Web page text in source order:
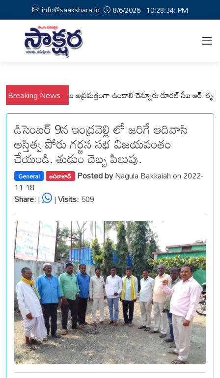
info@saakshara.in 8/6/2026 - 10:28:34: PM
Breaking News
మండలాల ప్రజలు అప్రమత్తంగా ఉండాలి చెన్నూరు రూరల్ సీఐ ఆర్. కృష్ణ
డిసెంబర్ 9న ఇంద్రవెల్లి లో జరిగే ఆదివాసి
అస్తిత్వ పోరు గర్జన సభ విజయవంతం
చేయండి. తుడుం దెబ్బ పిలుపు.
General ఆదిలాబాద్ Posted byNagula Bakkaiah on 2022-
11-18
Share:| |Visits:509